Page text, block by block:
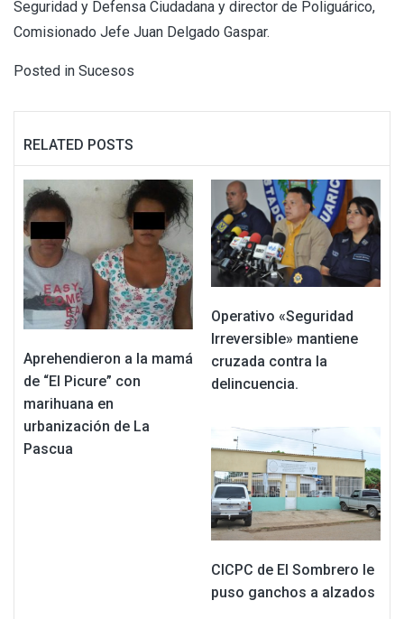
Seguridad y Defensa Ciudadana y director de Poliguárico,
Comisionado Jefe Juan Delgado Gaspar.
Posted in Sucesos
RELATED POSTS
Aprehendieron a la mamá
de “El Picure” con
marihuana en
urbanización de La
Pascua
Operativo «Seguridad
Irreversible» mantiene
cruzada contra la
delincuencia.
CICPC de El Sombrero le
puso ganchos a alzados